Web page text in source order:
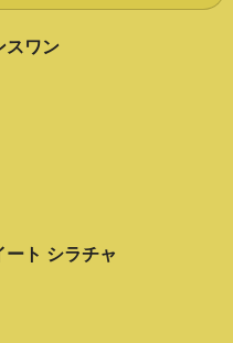
スワン
ート シラチャ